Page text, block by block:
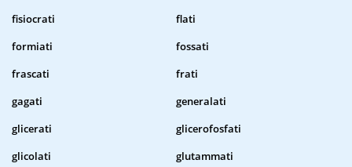
fisiocrati
flati
formiati
fossati
frascati
frati
gagati
generalati
glicerati
glicerofosfati
glicolati
glutammati